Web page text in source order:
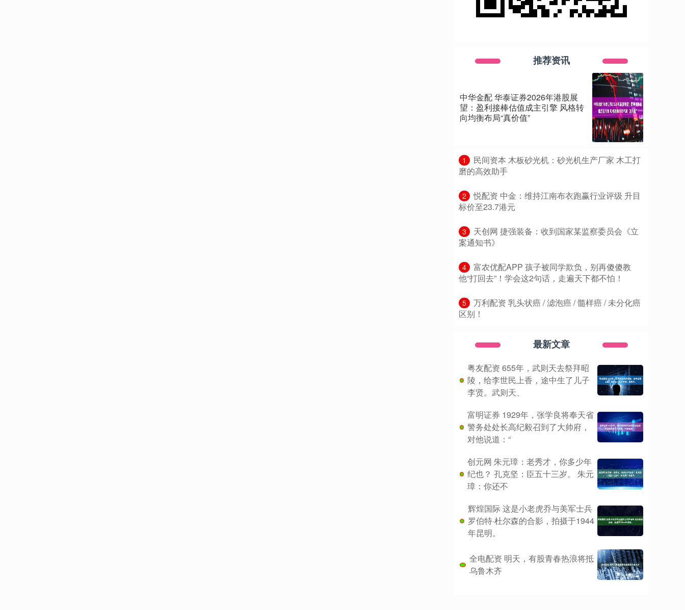
推荐资讯
中华金配 华泰证券2026年港股展
望：盈利接棒估值成主引擎 风格转
向均衡布局“真价值”
1
​民间资本 木板砂光机：砂光机生产厂家 木工打
磨的高效助手
2
​悦配资 中金：维持江南布衣跑赢行业评级 升目
标价至23.7港元
3
​天创网 捷强装备：收到国家某监察委员会《立
案通知书》
4
​富农优配APP 孩子被同学欺负，别再傻傻教
他“打回去”！学会这2句话，走遍天下都不怕！
5
​万利配资 乳头状癌 / 滤泡癌 / 髓样癌 / 未分化癌
区别！
最新文章
粤友配资 655年，武则天去祭拜昭
陵，给李世民上香，途中生了儿子
李贤。武则天、
富明证券 1929年，张学良将奉天省
警务处处长高纪毅召到了大帅府，
对他说道：“
创元网 朱元璋：老秀才，你多少年
纪也？ 孔克坚：臣五十三岁。 朱元
璋：你还不
辉煌国际 这是小老虎乔与美军士兵
罗伯特·杜尔森的合影，拍摄于1944
年昆明。
全电配资 明天，有股青春热浪将抵
乌鲁木齐